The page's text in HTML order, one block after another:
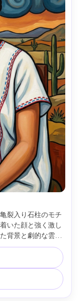
裂入り石柱のモチ
いた顔と強く激し
背景と劇的な雲、
リエンスムード、
らかなシネマティ